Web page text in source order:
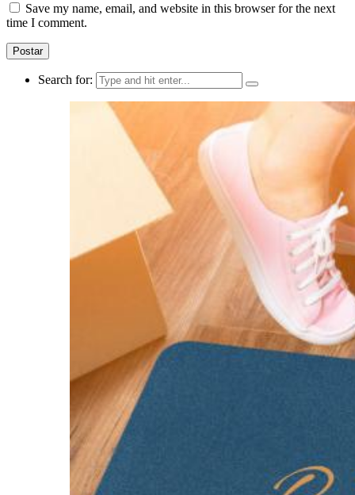
Save my name, email, and website in this browser for the next
time I comment.
Search for: